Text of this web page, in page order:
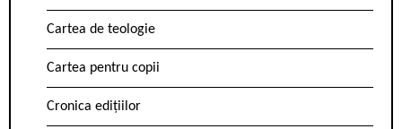
Cartea de teologie
Cartea pentru copii
Cronica edițiilor